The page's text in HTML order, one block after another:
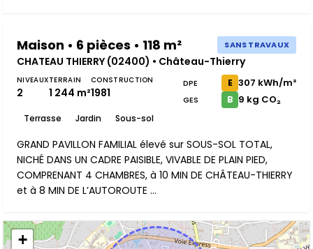
Maison • 6 pièces • 118 m² SANS TRAVAUX
CHATEAU THIERRY (02400) • Château-Thierry
NIVEAUX
2
TERRAIN
1 244 m²
CONSTRUCTION
1981
Terrasse Jardin Sous-sol
DPE E 307 kWh/m²
GES B 9 kg CO₂
GRAND PAVILLON FAMILIAL élevé sur SOUS-SOL TOTAL,
NICHÉ DANS UN CADRE PAISIBLE, VIVABLE DE PLAIN PIED,
COMPRENANT 4 CHAMBRES, à 10 MIN DE CHÂTEAU-THIERRY
et à 8 MIN DE L’AUTOROUTE ...
+